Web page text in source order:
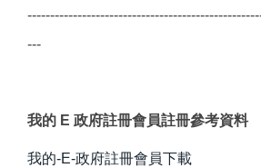
---
我的 E 政府註冊會員註冊參考資料
我的-E-政府註冊會員下載